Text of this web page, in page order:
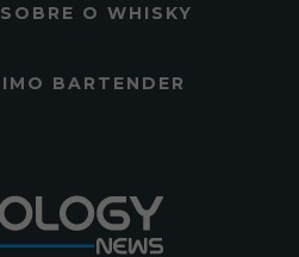
O WHISKY
BARTENDER